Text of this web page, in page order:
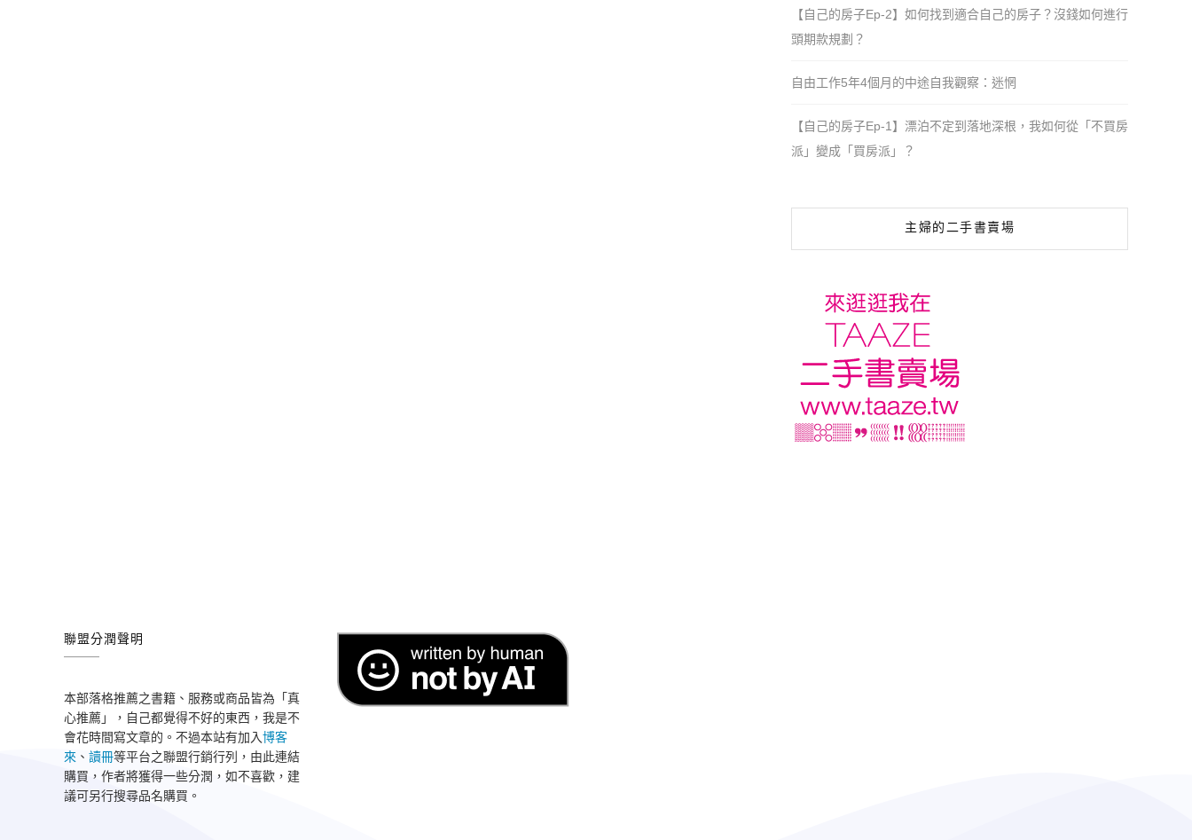
【自己的房子Ep-2】如何找到適合自己的房子？沒錢如何進行
頭期款規劃？
自由工作5年4個月的中途自我觀察：迷惘
【自己的房子Ep-1】漂泊不定到落地深根，我如何從「不買房
派」變成「買房派」？
主婦的二手書賣場
聯盟分潤聲明
本部落格推薦之書籍、服務或商品皆為「真
心推薦」，自己都覺得不好的東西，我是不
會花時間寫文章的。不過本站有加入博客
來 、 讀冊等平台之聯盟行銷行列，由此連結
購買，作者將獲得一些分潤，如不喜歡，建
議可另行搜尋品名購買。